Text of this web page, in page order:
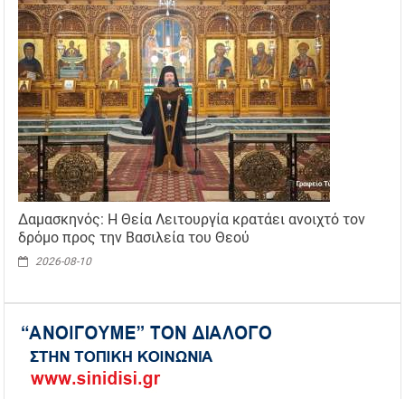
Δαμασκηνός: Η Θεία Λειτουργία κρατάει ανοιχτό τον
δρόμο προς την Βασιλεία του Θεού
2026-08-10